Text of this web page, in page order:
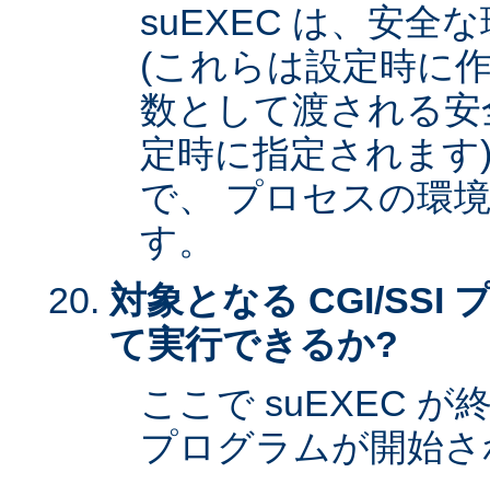
suEXEC は、安全
(これらは設定時に
数として渡される
定時に指定されま
で、 プロセスの環
す。
対象となる CGI/SSI
て実行できるか?
ここで suEXEC が
プログラムが開始